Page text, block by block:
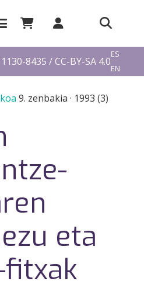
8435 / CC-BY-SA 4.0
ES
EN
9. zenbakia · 1993 (3)
eta